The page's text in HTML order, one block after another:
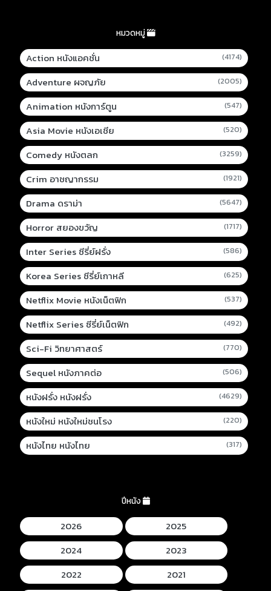
หมวดหมู่
Action หนังแอคชั่น (4174)
Adventure ผจญภัย (2005)
Animation หนังการ์ตูน (547)
Asia Movie หนังเอเชีย (520)
Comedy หนังตลก (3259)
Crim อาชญากรรม (1921)
Drama ดราม่า (5647)
Horror สยองขวัญ (1717)
Inter Series ซีรี่ย์ฝรั่ง (586)
Korea Series ซีรี่ย์เกาหลี (625)
Netflix Movie หนังเน็ตฟิก (537)
Netflix Series ซีรี่ย์เน็ตฟิก (492)
Sci-Fi วิทยาศาสตร์ (770)
Sequel หนังภาคต่อ (506)
หนังฝรั่ง หนังฝรั่ง (4629)
หนังใหม่ หนังใหม่ชนโรง (220)
หนังไทย หนังไทย (317)
ปีหนัง
2026
2025
2024
2023
2022
2021